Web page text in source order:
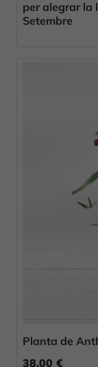
per alegrar la
Setembre
Planta de
38,00 €